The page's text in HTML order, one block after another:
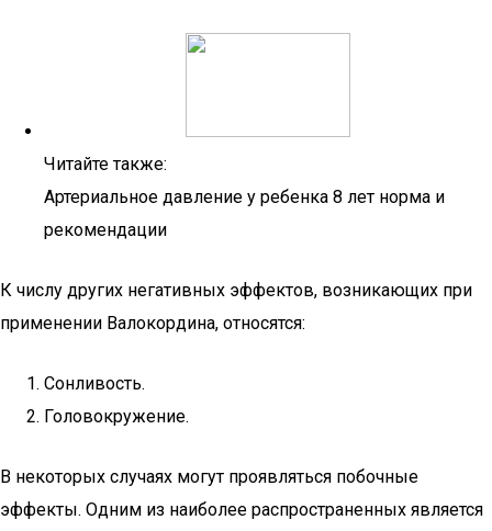
Читайте также:
Артериальное давление у ребенка 8 лет норма и
рекомендации
К числу других негативных эффектов, возникающих при
применении Валокордина, относятся:
Сонливость.
Головокружение.
В некоторых случаях могут проявляться побочные
эффекты. Одним из наиболее распространенных является